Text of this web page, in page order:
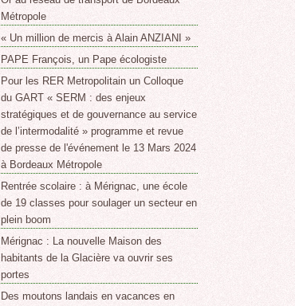
Métropole
« Un million de mercis à Alain ANZIANI »
PAPE François, un Pape écologiste
Pour les RER Metropolitain un Colloque
du GART « SERM : des enjeux
stratégiques et de gouvernance au service
de l’intermodalité » programme et revue
de presse de l'événement le 13 Mars 2024
à Bordeaux Métropole
Rentrée scolaire : à Mérignac, une école
de 19 classes pour soulager un secteur en
plein boom
Mérignac : La nouvelle Maison des
habitants de la Glacière va ouvrir ses
portes
Des moutons landais en vacances en